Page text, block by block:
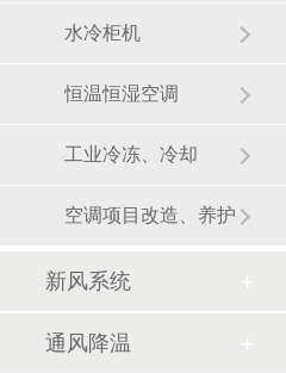
水冷柜机
恒温恒湿空调
工业冷冻、冷却
空调项目改造、养护
新风系统
通风降温